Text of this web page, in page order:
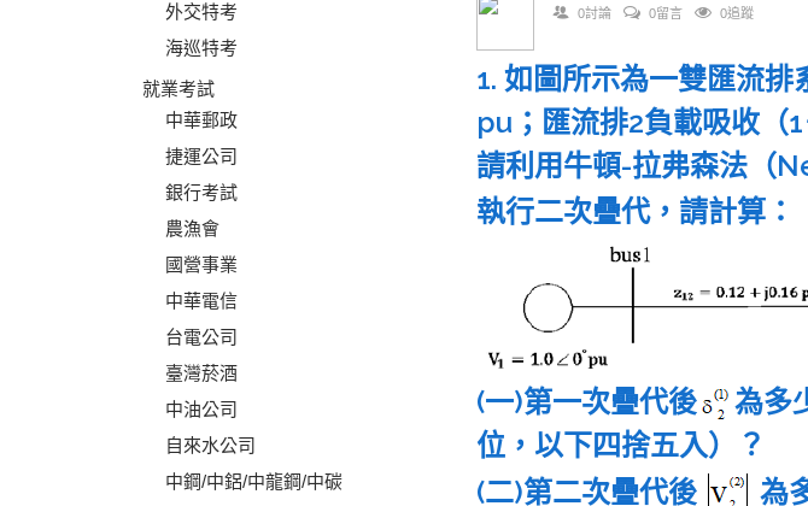
外交特考
海巡特考
就業考試
中華郵政
捷運公司
銀行考試
農漁會
國營事業
中華電信
台電公司
臺灣菸酒
中油公司
自來水公司
中鋼/中鋁/中龍鋼/中碳
0討論 0留言 0追蹤
1. 如圖所示為一雙匯流
pu；匯流排2負載吸收（
請利用牛頓-拉弗森法（
執行二次疊代，請計算：
(一)第一次疊代後
為多
位，以下四捨五入）？
(二)第二次疊代後
為